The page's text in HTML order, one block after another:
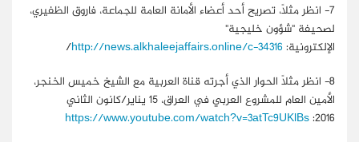
7- انظر مثلًا، تصريح أحد أعضاء الأمانة العامة للجماعة، فاروق الظفيري،
لصحيفة "شؤون خليجية"
الإلكترونية: http://news.alkhaleejaffairs.online/c-34316
/
8- انظر مثلًا الحوار الذي أجرته قناة العربية مع الشيخ خميس الخنجر،
الأمين العام للمشروع العربي في العراق، 15 يناير/كانون الثاني
2016:
https://www.youtube.com/watch?v=3atTc9UKlBs